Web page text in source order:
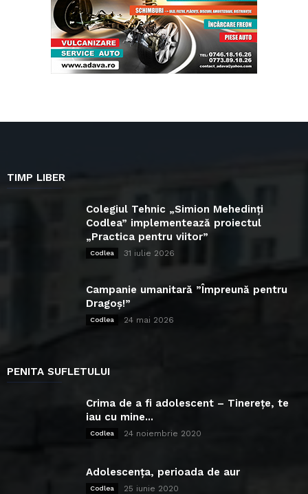
TIMP LIBER
Colegiul Tehnic „Simion Mehedinți
Codlea” implementează proiectul
„Practica pentru viitor”
Codlea 31 iulie 2026
Campanie umanitară ”Împreună pentru
Dragoș!”
Codlea 24 mai 2026
PENITA SUFLETULUI
Crima de a fi adolescent – Tinerețe, te
iau cu mine...
Codlea 24 noiembrie 2020
Adolescența, perioada de aur
Codlea 25 iunie 2020